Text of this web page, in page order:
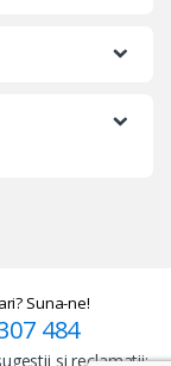
Suna-ne!
484
si reclamatii: